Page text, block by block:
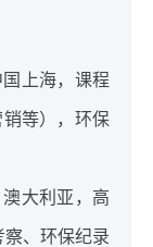
国上海，课程
等），环保
澳大利亚，高
、环保纪录